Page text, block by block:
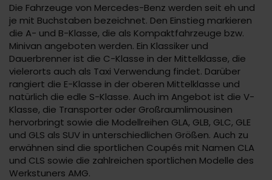
Die Fahrzeuge von Mercedes-Benz werden seit eh und
je mit Buchstaben bezeichnet. Den Einstieg markieren
die A- und B-Klasse, die als Kompaktfahrzeuge bzw.
Minivan angeboten werden. Ein Klassiker und
Dauerbrenner ist die C-Klasse in der Mittelklasse, die
vielerorts auch als Taxi Verwendung findet. Darüber
rangiert die E-Klasse in der oberen Mittelklasse und
natürlich die edle S-Klasse. Auch im Angebot ist die V-
Klasse, die Transporter oder Großraumlimousinen
hervorbringt sowie die Modellreihen GLA, GLB, GLC, GLE
und GLS als SUV in unterschiedlichen Größen. Auch zu
erwähnen sind die sportlichen Coupés mit Namen CLA
und CLS sowie die zahlreichen sportlichen Modelle des
Werkstuners AMG.